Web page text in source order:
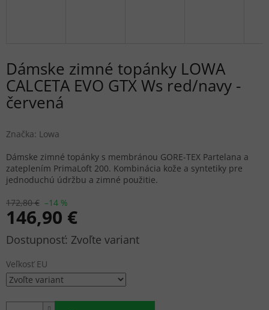
Dámske zimné topánky LOWA
CALCETA EVO GTX Ws red/navy -
červená
Značka: Lowa
172,80 € –14 %
146,90 €
Jednotková
Zvoľte variant
Veľkosť EU
Dámske zimné topánky s membránou GORE-TEX Partelana a
zateplením PrimaLoft 200. Kombinácia kože a syntetiky pre
jednoduchú údržbu a zimné použitie.